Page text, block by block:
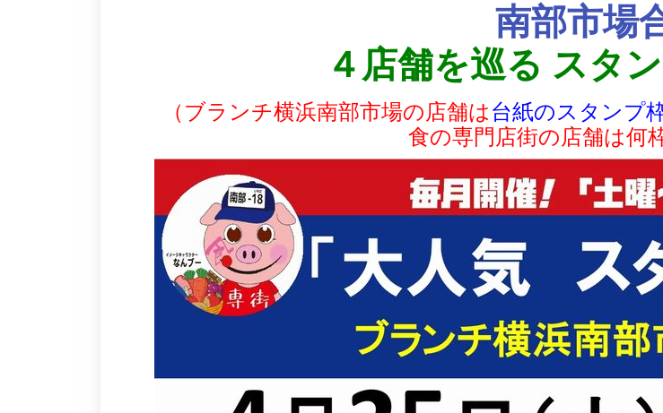
南部市場
４店舗を巡る スタ
（ブランチ横浜南部市場の店舗は台紙のスタンプ
食の専門店街の店舗は何